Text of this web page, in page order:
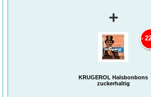
+
KRÜGEROL Halsbonbons
zuckerhaltig